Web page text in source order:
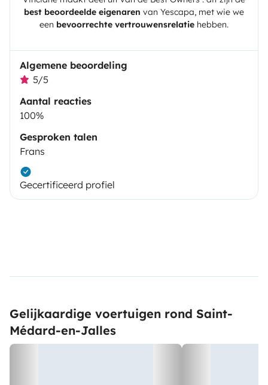
best beoordeelde eigenaren van Yescapa, met wie we
een bevoorrechte vertrouwensrelatie hebben.
Algemene beoordeling
5/5
Aantal reacties
100%
Gesproken talen
Frans
Gecertificeerd profiel
Gelijkaardige voertuigen rond Saint-
Médard-en-Jalles